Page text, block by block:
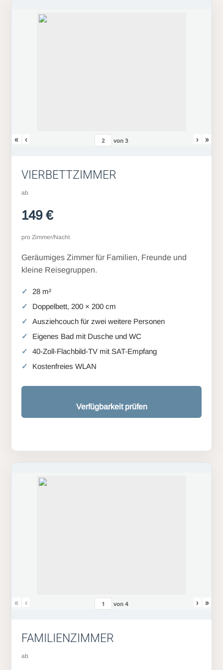
« ‹ von3 › »
VIERBETTZIMMER
ab
149 €
pro Zimmer/Nacht
Geräumiges Zimmer für Familien, Freunde und
kleine Reisegruppen.
28 m²
Doppelbett, 200 × 200 cm
Ausziehcouch für zwei weitere Personen
Eigenes Bad mit Dusche und WC
40-Zoll-Flachbild-TV mit SAT-Empfang
Kostenfreies WLAN
Verfügbarkeit prüfen
« ‹ von4 › »
FAMILIENZIMMER
ab